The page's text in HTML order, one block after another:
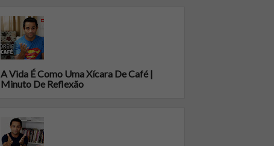
A Vida É Como Uma Xícara De Café |
Minuto De Reflexão